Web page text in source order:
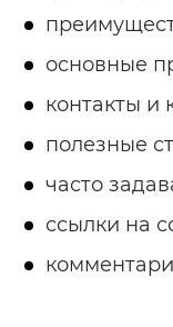
основные
контакты и
полезные
часто
ссылки на